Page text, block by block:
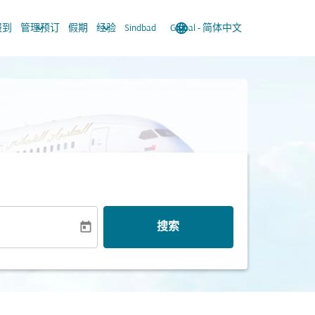
管理预订
keyboard_arrow_down 假期 经验
keyboard_arrow_down Sindbad language
Global - 简体中文
keyboard_arrow_down
today 搜索